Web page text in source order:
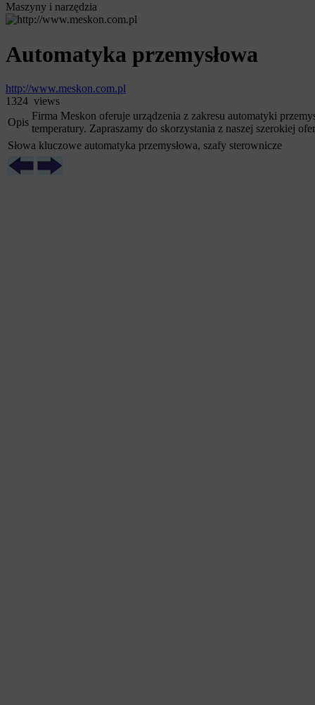
Maszyny i narzędzia
Automatyka przemysłowa
http://www.meskon.com.pl
1324 views
Opis
Firma Meskon oferuje urządzenia z zakresu automatyki
temperatury. Zapraszamy do skorzystania z naszej szerokiej
Słowa kluczowe automatyka przemysłowa, szafy sterownicze